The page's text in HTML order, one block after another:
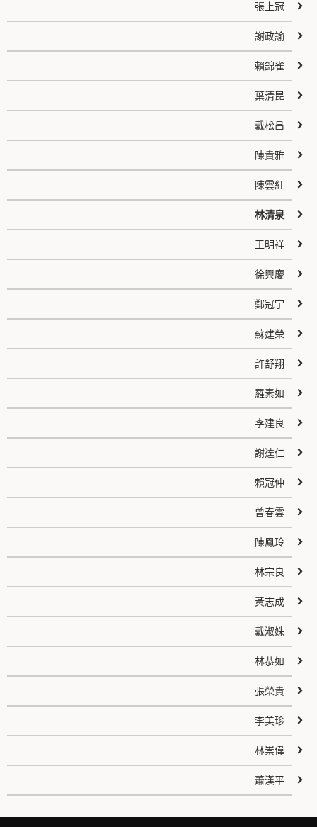
張上冠
謝政諭
賴錦雀
葉清昆
戴松昌
陳貴雅
陳雲紅
林清泉
王明祥
徐興慶
鄭冠宇
蘇建榮
許舒翔
羅素如
李建良
謝達仁
賴冠仲
曾春雲
陳鳳玲
林宗良
黃志成
戴淑姝
林恭如
張榮貴
李美珍
林崇偉
蕭漢平